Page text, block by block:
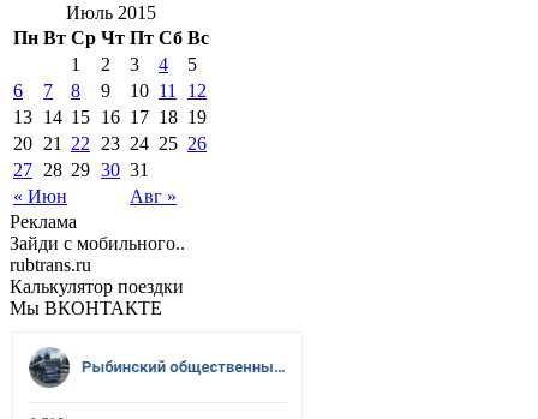
Июль 2015
Пн Вт Ср Чт Пт Сб Вс
« Июн Авг »
1 2 3 4
5
6
7 8 9 10 11
12
13 14 15 16 17 18 19
20 21 22 23 24 25 26
27 28 29 30 31
Реклама
Зайди с мобильного..
rubtrans.ru
Калькулятор поездки
Мы ВКОНТАКТЕ